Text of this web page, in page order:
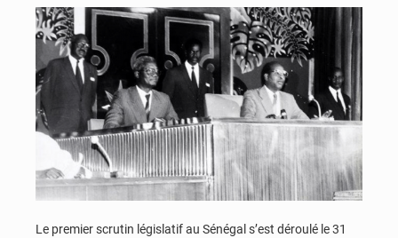
Le premier scrutin législatif au Sénégal s’est déroulé le 31